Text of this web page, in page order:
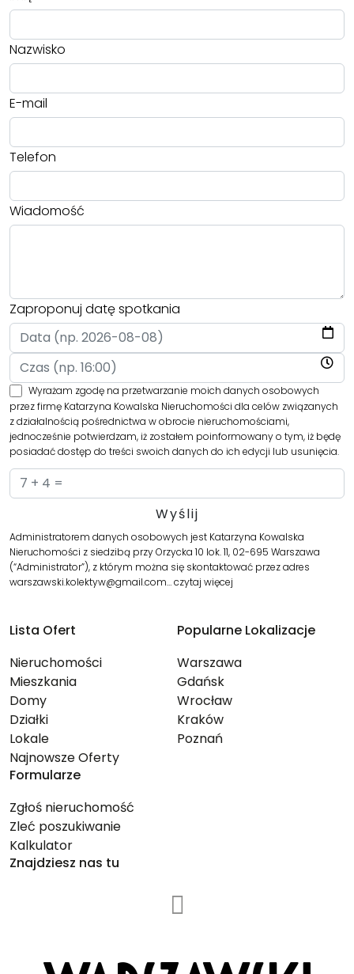
Nazwisko
E-mail
Telefon
Wiadomość
Zaproponuj datę spotkania
Wyrażam zgodę na przetwarzanie moich danych osobowych
przez firmę Katarzyna Kowalska Nieruchomości dla celów związanych
z działalnością pośrednictwa w obrocie nieruchomościami,
jednocześnie potwierdzam, iż zostałem poinformowany o tym, iż będę
posiadać dostęp do treści swoich danych do ich edycji lub usunięcia.
Administratorem danych osobowych jest Katarzyna Kowalska
Nieruchomości z siedzibą przy Orzycka 10 lok. 11, 02-695 Warszawa
(“Administrator”), z którym można się skontaktować przez adres
warszawski.kolektyw@gmail.com…czytaj więcej
Lista Ofert
Nieruchomości
Mieszkania
Domy
Działki
Lokale
Najnowsze Oferty
Popularne Lokalizacje
Warszawa
Gdańsk
Wrocław
Kraków
Poznań
Formularze
Zgłoś nieruchomość
Zleć poszukiwanie
Kalkulator
Znajdziesz nas tu